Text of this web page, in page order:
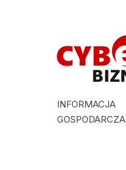
INFORMACJA
GOSPODARCZA